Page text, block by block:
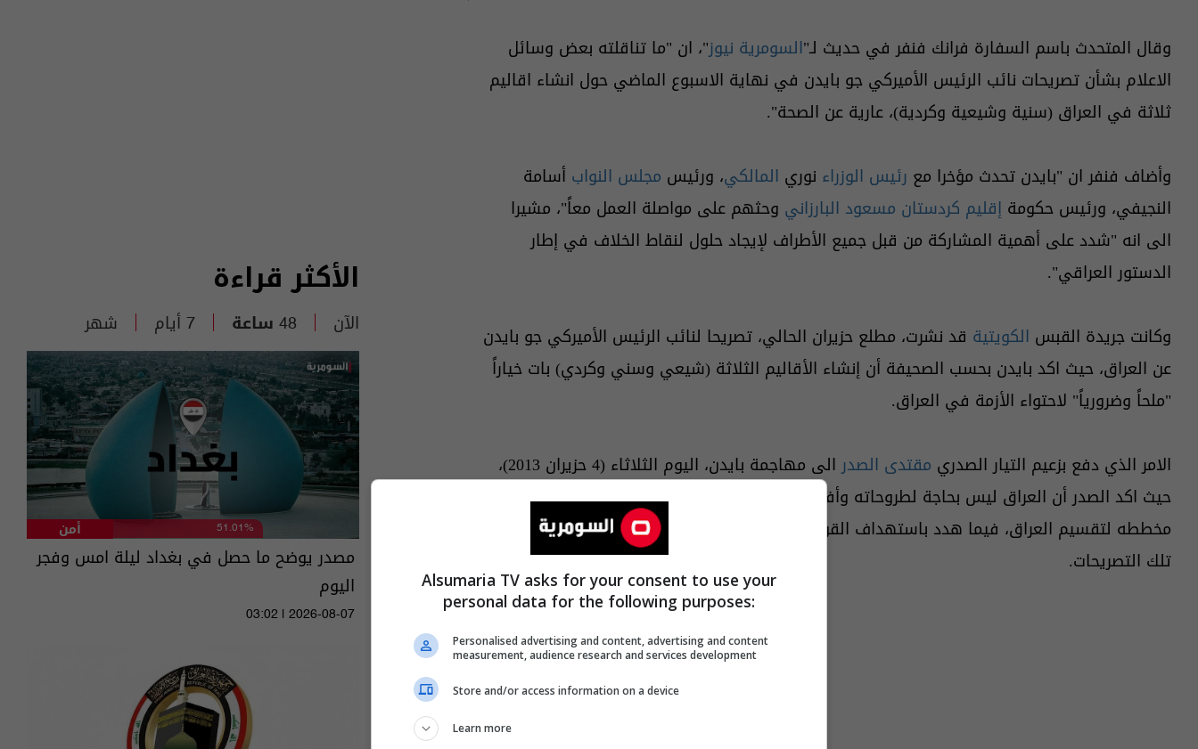
وقال المتحدث باسم السفارة فرانك فنفر في حديث لـ"السومرية نيوز"، ان "ما تناقلته بعض وسائل
الاعلام بشأن تصريحات نائب الرئيس الأميركي جو بايدن في نهاية الاسبوع الماضي حول انشاء اقاليم
ثلاثة في العراق (سنية وشيعية وكردية)، عارية عن الصحة".
وأضاف فنفر ان "بايدن تحدث مؤخرا مع رئيس الوزراء نوري المالكي، ورئيس مجلس النواب أسامة
النجيفي، ورئيس حكومة إقليم كردستان مسعود البارزاني وحثهم على مواصلة العمل معاً"، مشيرا
الى انه "شدد على أهمية المشاركة من قبل جميع الأطراف لإيجاد حلول لنقاط الخلاف في إطار
الدستور العراقي".
وكانت جريدة القبس الكويتية قد نشرت، مطلع حزيران الحالي، تصريحا لنائب الرئيس الأميركي جو بايدن
عن العراق، حيث اكد بايدن بحسب الصحيفة أن إنشاء الأقاليم الثلاثة (شيعي وسني وكردي) بات خياراً
"ملحاً وضرورياً" لاحتواء الأزمة في العراق.
الامر الذي دفع بزعيم التيار الصدري مقتدى الصدر
الى مهاجمة بايدن، اليوم الثلاثاء (4 حزيران 2013)،
حيث اكد الصدر أن العراق ليس بحاجة لطروحاته وأفكاره "الشيطانية"، متحديا إياه بإمكانية نجاح
مخططه لتقسيم العراق، فيما هدد باستهداف القواعد الأميركية داخل وخارج العراق في حال تكرار
تلك التصريحات.
الأكثر قراءة
الآن 48 ساعة 7 أيام شهر
أمن 51.01%
مصدر يوضح ما حصل في بغداد ليلة امس وفجر
اليوم
03:02 | 2026-08-07
Alsumaria TV asks for your consent to use your
personal data for the following purposes:
Personalised advertising and content, advertising and content
measurement, audience research and services development
Store and/or access information on a device
Learn more